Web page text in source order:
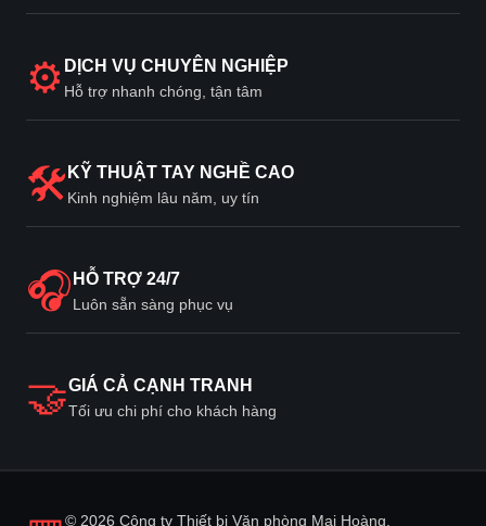
⚙ DỊCH VỤ CHUYÊN NGHIỆP
Hỗ trợ nhanh chóng, tận tâm
🛠 KỸ THUẬT TAY NGHỀ CAO
Kinh nghiệm lâu năm, uy tín
🎧 HỖ TRỢ 24/7
Luôn sẵn sàng phục vụ
🤝GIÁ CẢ CẠNH TRANH
Tối ưu chi phí cho khách hàng
© 2026 Công ty Thiết bị Văn phòng Mai Hoàng.